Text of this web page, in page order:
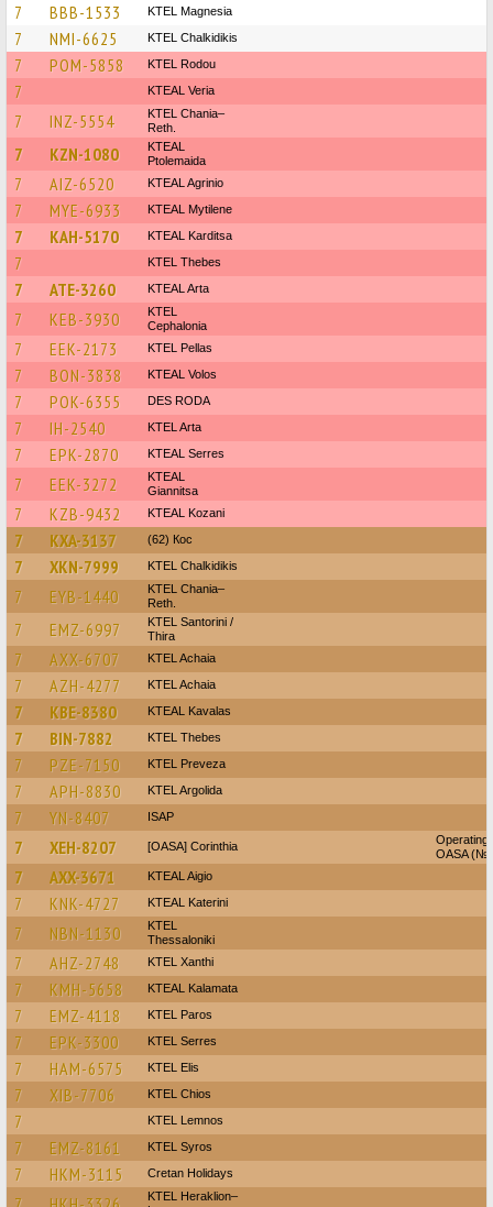
7 BBB-1533 ΚΤΕL Magnesia
7 NMI-6625 ΚΤΕL Chalkidikis
7 POM-5858 ΚΤΕL Rodou
7 KTEAL Veria
7 INZ-5554
KTEL Chania–
Reth.
7 KZN-1080
KTEAL
Ptolemaida
7 AIZ-6520 KTEAL Agrinio
7 MYE-6933 KTEAL Mytilene
7 KAH-5170 KTEAL Karditsa
7 KTEL Thebes
7 ATE-3260 KTEAL Arta
7 KEB-3930
KTEL
Cephalonia
7 EEK-2173 KTEL Pellas
7 BON-3838 KTEAL Volos
7 POK-6355 DES RODA
7 IH-2540 KTEL Arta
7 EPK-2870 KTEAL Serres
7 EEK-3272
KTEAL
Giannitsa
7 KZB-9432 KTEAL Kozani
7 KXA-3137 (62) Кос
7 XKN-7999 ΚΤΕL Chalkidikis
7 EYB-1440
KTEL Chania–
Reth.
7 EMZ-6997
KTEL Santorini /
Thira
7 AXX-6707 KTEL Achaia
7 AZH-4277 KTEL Achaia
7 KBE-8380 KTEAL Kavalas
7 BIN-7882 KTEL Thebes
7 PZE-7150 KTEL Preveza
7 APH-8830 KTEL Argolida
7 YN-8407 ISAP
7 XEH-8207 [OASA] Corinthia
Operating
OASA (№
7 AXX-3671 KTEAL Aigio
7 KNK-4727 KTEAL Katerini
7 NBN-1130
KTEL
Thessaloniki
7 AHZ-2748 KTEL Xanthi
7 KMH-5658 KTEAL Kalamata
7 EMZ-4118 KTEL Paros
7 EPK-3300 KTEL Serres
7 HAM-6575 KTEL Elis
7 XIB-7706 KTEL Chios
7 KTEL Lemnos
7 EMZ-8161 KTEL Syros
7 HKM-3115 Cretan Holidays
KTEL Heraklion–